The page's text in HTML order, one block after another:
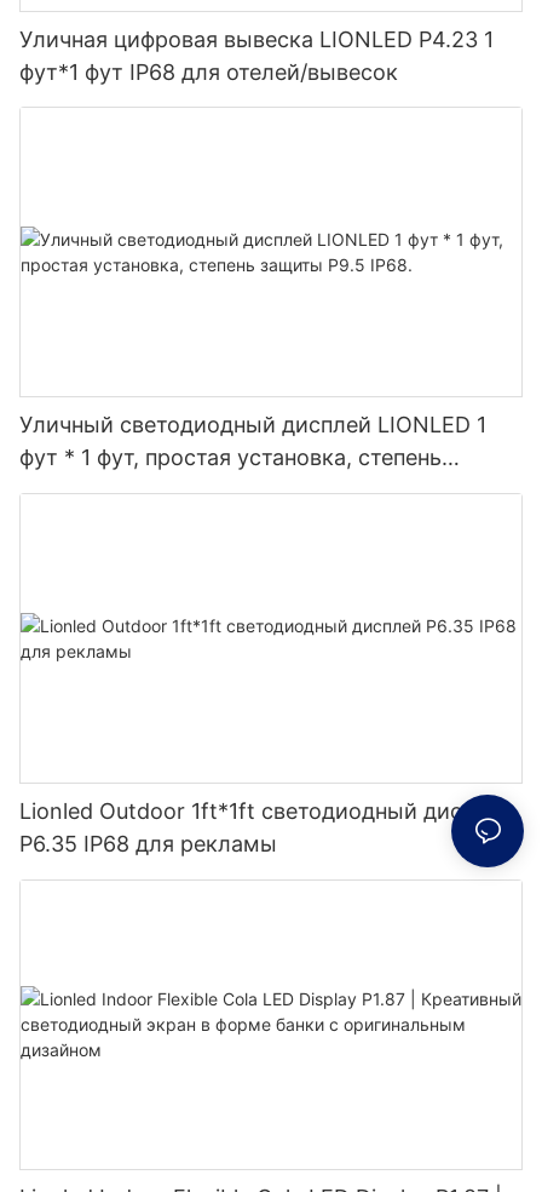
Уличная цифровая вывеска LIONLED P4.23 1
фут*1 фут IP68 для отелей/вывесок
Уличный светодиодный дисплей LIONLED 1
фут * 1 фут, простая установка, степень
защиты P9.5 IP68.
Lionled Outdoor 1ft*1ft светодиодный дисплей
P6.35 IP68 для рекламы